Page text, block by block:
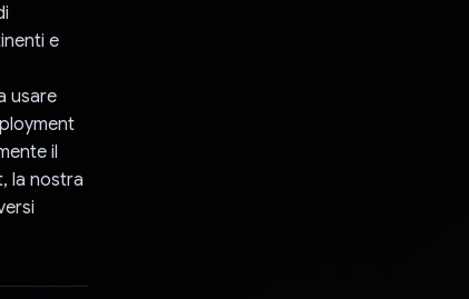
e
usare
il
la nostra